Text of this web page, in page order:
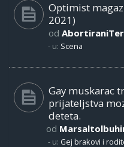
Optimist
2021)
od
- u: Scena
Gay muskarac
prijateljstva
deteta.
od
- u: Gej brakovi i